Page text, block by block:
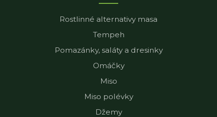
Rostlinné alternativy masa
Tempeh
Pomazánky, saláty a dresinky
Omáčky
Miso
Miso polévky
Džemy